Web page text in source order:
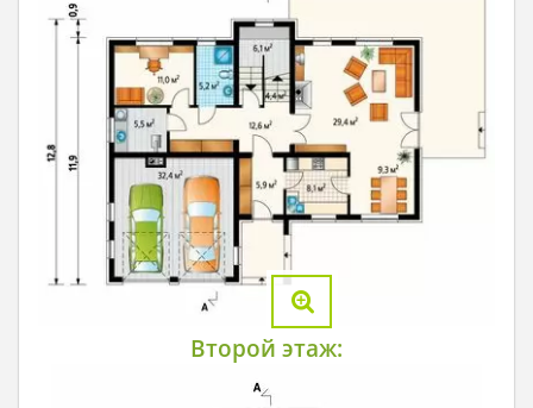
Второй этаж: